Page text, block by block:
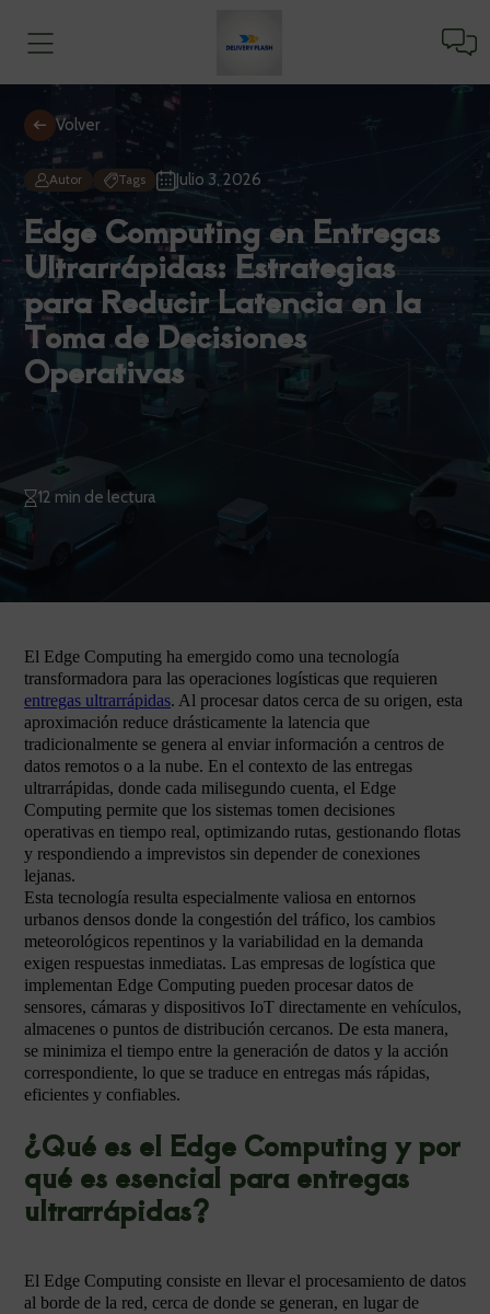
Volver
Autor Tags Julio 3, 2026
Edge Computing en Entregas
Ultrarrápidas: Estrategias
para Reducir Latencia en la
Toma de Decisiones
Operativas
12 min de lectura
El Edge Computing ha emergido como una tecnología
transformadora para las operaciones logísticas que requieren
entregas ultrarrápidas. Al procesar datos cerca de su origen, esta
aproximación reduce drásticamente la latencia que
tradicionalmente se genera al enviar información a centros de
datos remotos o a la nube. En el contexto de las entregas
ultrarrápidas, donde cada milisegundo cuenta, el Edge
Computing permite que los sistemas tomen decisiones
operativas en tiempo real, optimizando rutas, gestionando flotas
y respondiendo a imprevistos sin depender de conexiones
lejanas.
Esta tecnología resulta especialmente valiosa en entornos
urbanos densos donde la congestión del tráfico, los cambios
meteorológicos repentinos y la variabilidad en la demanda
exigen respuestas inmediatas. Las empresas de logística que
implementan Edge Computing pueden procesar datos de
sensores, cámaras y dispositivos IoT directamente en vehículos,
almacenes o puntos de distribución cercanos. De esta manera,
se minimiza el tiempo entre la generación de datos y la acción
correspondiente, lo que se traduce en entregas más rápidas,
eficientes y confiables.
¿Qué es el Edge Computing y por
qué es esencial para entregas
ultrarrápidas?
El Edge Computing consiste en llevar el procesamiento de datos
al borde de la red, cerca de donde se generan, en lugar de